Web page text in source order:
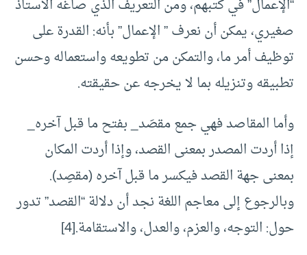
“الإعمال” في كتبهم، ومن التعريف الذي صاغه الأستاذ
صغيري، يمكن أن نعرف ” الإعمال” بأنه: القدرة على
توظيف أمر ما، والتمكن من تطويعه واستعماله وحسن
تطبيقه وتنزيله بما لا يخرجه عن حقيقته.
وأما المقاصد فهي جمع مقصَد_ بفتح ما قبل آخره_
إذا أردت المصدر بمعنى القصد، وإذا أردت المكان
بمعنى جهة القصد فيكسر ما قبل آخره (مقصِد).
وبالرجوع إلى معاجم اللغة نجد أن دلالة “القصد” تدور
حول: التوجه، والعزم، والعدل، والاستقامة.[4]